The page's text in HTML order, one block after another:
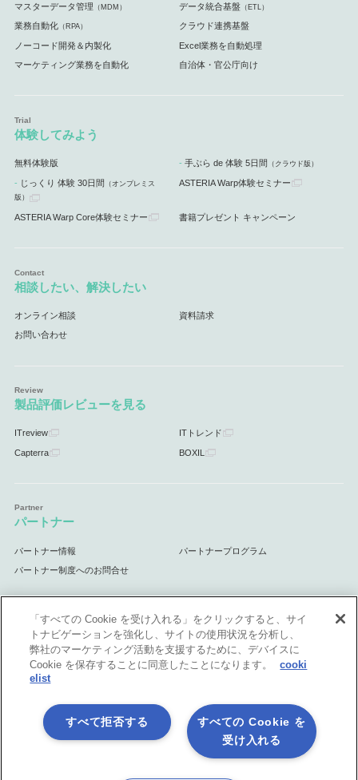
マスターデータ管理 （MDM） データ統合基盤 （ETL）
業務自動化（RPA） クラウド連携基盤
ノーコード開発＆内製化 Excel業務を自動処理
マーケティング業務を自動化 自治体・官公庁向け
体験してみよう
無料体験版 手ぶら de 体験 5日間 （クラウド版）
じっくり 体験 30日間 （オンプレミス
版）
ASTERIA Warp体験セミナー
ASTERIA Warp Core体験セミナー 書籍プレゼント キャンペーン
相談したい、解決したい
オンライン相談 資料請求
お問い合わせ
製品評価レビューを見る
ITreview ITトレンド
Capterra BOXIL
パートナー
パートナー情報 パートナープログラム
パートナー制度へのお問合せ
サポート
サポート情報
各社商標について
会社情報
「すべての Cookie を受け入れる」をクリックすると、サイ
トナビゲーションを強化し、サイトの使用状況を分析し、
弊社のマーケティング活動を支援するために、デバイスに
Cookie を保存することに同意したことになります。
cooki
elist
すべての Cookie を
受け入れる
すべて拒否する